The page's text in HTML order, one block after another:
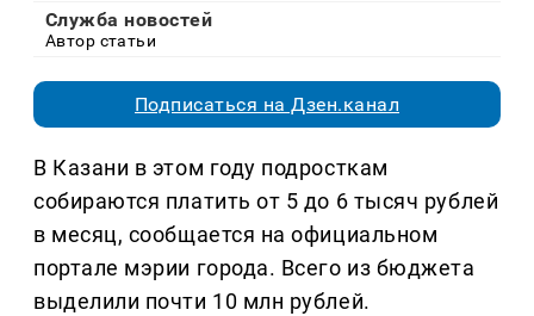
Служба новостей
Автор статьи
Подписаться на Дзен.канал
В Казани в этом году подросткам
собираются платить от 5 до 6 тысяч рублей
в месяц, сообщается на официальном
портале мэрии города. Всего из бюджета
выделили почти 10 млн рублей.